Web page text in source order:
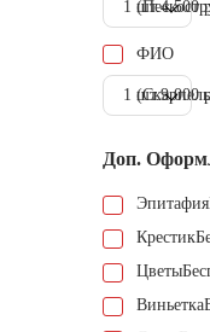
1 шт.4.500
ФИО
1 шт.9.000
Доп.
Эпитафия
Крестик
Цветы
Виньетка